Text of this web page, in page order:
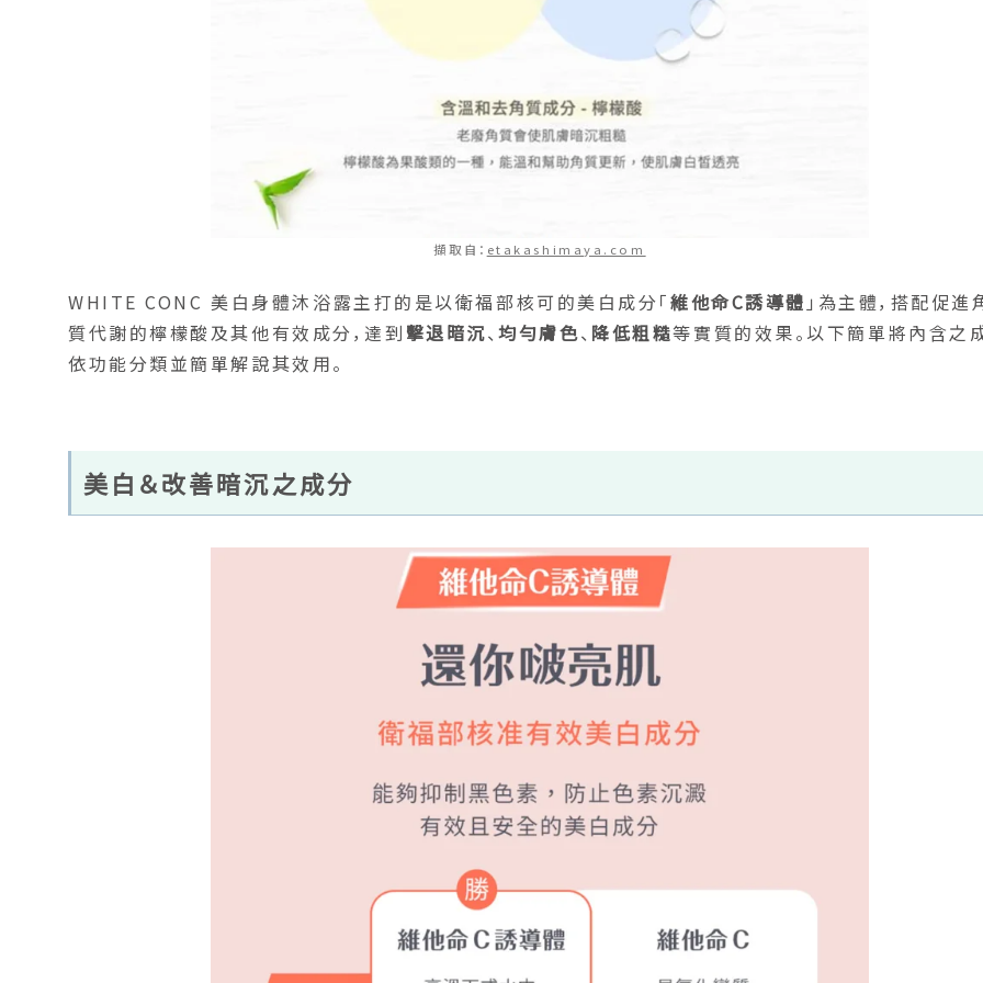
擷取自： etakashimaya.com
WHITE CONC 美白身體沐浴露主打的是以衛福部核可的美白成分「維他命C誘導體 」為主體，搭配促進
質代謝的檸檬酸及其他有效成分，達到 擊退暗沉、均勻膚色、 降低粗糙等實質的效果。以下簡單將內含之
依功能分類並簡單解說其效用。
美白＆改善暗沉之成分